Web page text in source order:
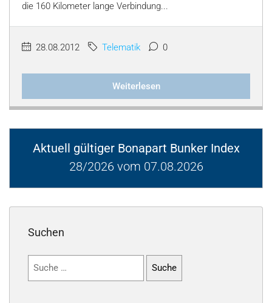
die 160 Kilometer lange Verbindung...
28.08.2012 Telematik 0
Weiterlesen
Aktuell gültiger Bonapart Bunker Index
28/2026 vom 07.08.2026
Suchen
Suchen